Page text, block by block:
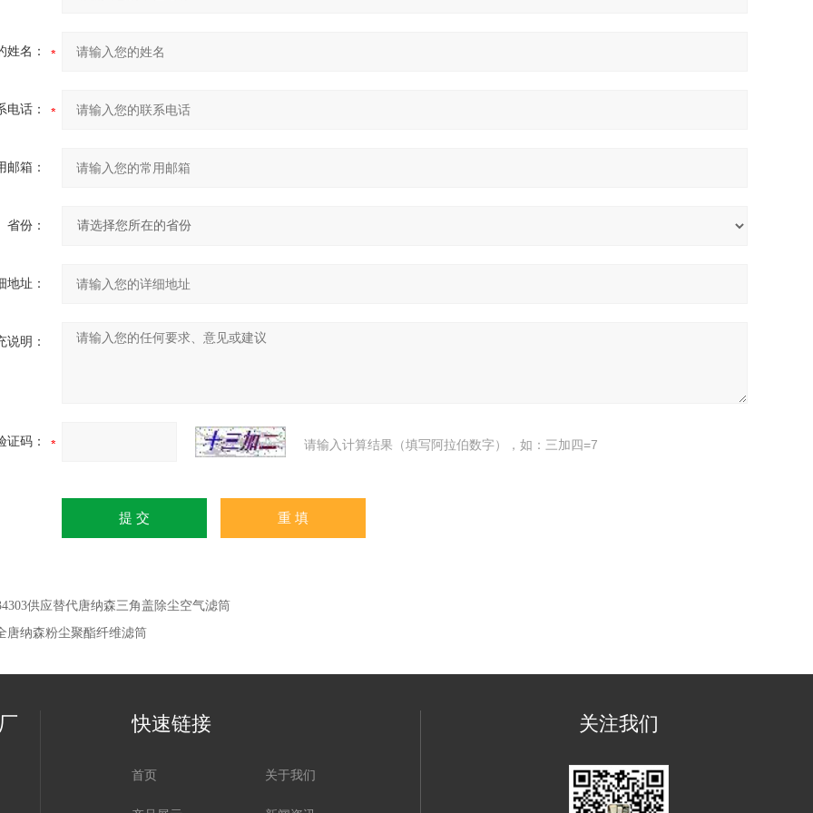
姓名：
电话：
邮箱：
省份：
地址：
说明：
证码： 请输入计算结果（填写阿拉伯数字），如：三加四=7
供应替代唐纳森三角盖除尘空气滤筒
唐纳森粉尘聚酯纤维滤筒
快速链接
首页 关于我们
关注我们